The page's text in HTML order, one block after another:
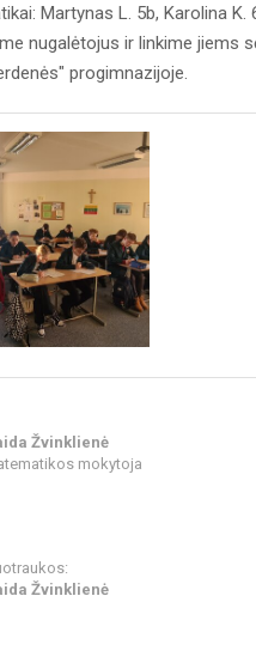
Martynas L. 5b, Karolina K.
nugalėtojus ir linkime jiems
progimnazijoje.
Žvinklienė
mokytoja
Žvinklienė